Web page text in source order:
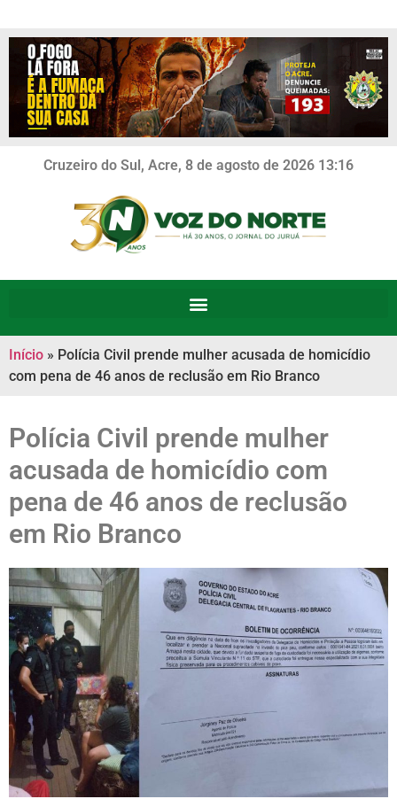
Cruzeiro do Sul, Acre, 8 de agosto de 2026 13:16
Início » Polícia Civil prende mulher acusada de homicídio
com pena de 46 anos de reclusão em Rio Branco
Polícia Civil prende mulher
acusada de homicídio com
pena de 46 anos de reclusão
em Rio Branco